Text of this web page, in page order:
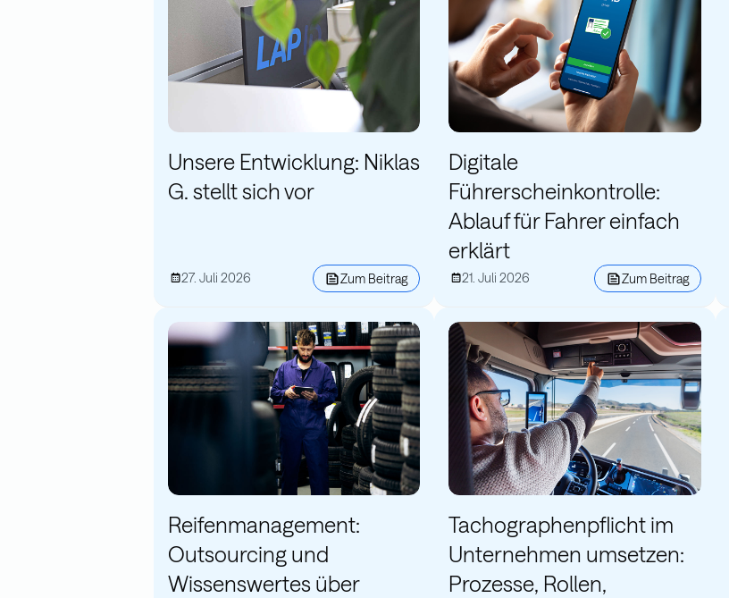
Unsere Entwicklung: Niklas
G. stellt sich vor
27. Juli 2026 Zum Beitrag
Digitale
Führerscheinkontrolle:
Ablauf für Fahrer einfach
erklärt
21. Juli 2026 Zum Beitrag
Reifenmanagement:
Outsourcing und
Wissenswertes über
Tachographenpflicht im
Unternehmen umsetzen:
Prozesse, Rollen,